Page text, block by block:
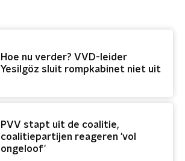
Hoe nu verder? VVD-leider
Yesilgöz sluit rompkabinet niet uit
PVV stapt uit de coalitie,
coalitiepartijen reageren 'vol
ongeloof'